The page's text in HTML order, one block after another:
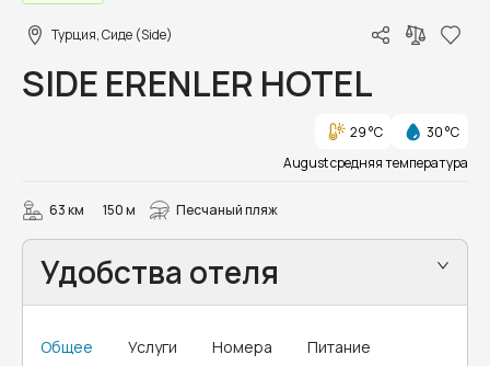
Турция, Сиде (Side)
SIDE ERENLER HOTEL
29 °C
30 °C
August средняя температура
63 км 150 м Песчаный пляж
Удобства отеля
Общее Услуги Номера Питание